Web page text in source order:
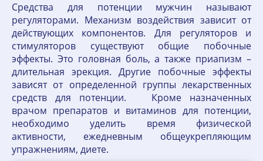
Средства для потенции мужчин называют
регуляторами. Механизм воздействия зависит от
действующих компонентов. Для регуляторов и
стимуляторов существуют общие побочные
эффекты. Это головная боль, а также приапизм –
длительная эрекция. Другие побочные эффекты
зависят от определенной группы лекарственных
средств для потенции. Кроме назначенных
врачом препаратов и витаминов для потенции,
необходимо уделить время физической
активности, ежедневным общеукрепляющим
упражнениям, диете.